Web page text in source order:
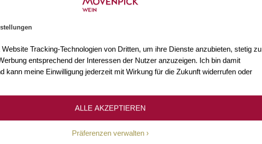
Tracking-Technologien von Dritten, um ihre Dienste anzubieten, stetig zu
entsprechend der Interessen der Nutzer anzuzeigen. Ich bin damit
kann meine Einwilligung jederzeit mit Wirkung für die Zukunft widerrufen oder
Präferenzen verwalten
ALLE AKZEPTIEREN
Wein